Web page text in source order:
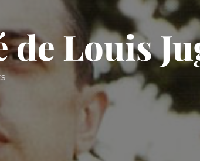
de Louis